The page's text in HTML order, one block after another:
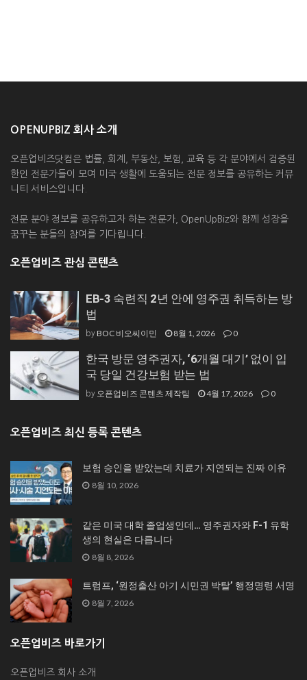
OPENUPBIZ 회사 소개
오픈업비즈닷컴은 법률, 회계, 부동산, 보험, 교육 등 각 분야에서 검증된
한인 전문가들이 모여 미국 생활에 도움되는 전문 정보를 공유하는 커뮤
니티 서비스입니다.
전문 분야 정보를 공유하고자 하는 전문가, OpenUpBiz와 함께 성장을
꿈꾸는 분들의 참여를 기다립니다.
오픈업비즈 관심 콘텐츠
EB-3 숙련직 2년 안에 영주권 취득하는 방
법
byBOC 비오씨이민 8월 1, 2026 0
한국 방문 영주권자, ‘6개월 대기’ 없이 입
국 당일 건강보험 받는 법
by 오픈업비즈 콘텐츠 제작팀 4월 17, 2026 0
오픈업비즈 최신 등록 콘텐츠
보험 승인을 받았는데 치료가 지연되는 진짜 이유
8월 10, 2026
같은 미국 대학 졸업생인데… 영주권자와 F-1 유학
생의 현실은 다릅니다
8월 8, 2026
트럼프, ‘원정출산 아기 시민권 박탈’ 행정명령 서명
8월 7, 2026
오픈업비즈 바로가기
오픈업비즈 회사 소개